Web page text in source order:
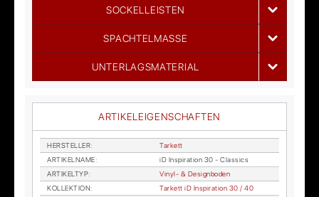
SOCKELLEISTEN
SPACHTELMASSE
UNTERLAGSMATERIAL
ARTIKELEIGENSCHAFTEN
HER­STEL­LER:
Tar­kett
AR­TI­KEL­NA­ME:
iD In­spi­ra­ti­on 30 - Clas­sics
AR­TI­KEL­TYP:
Vi­nyl- & De­sign­bo­den
KOL­LEK­TI­ON:
Tar­kett iD In­spi­ra­ti­on 30 / 40